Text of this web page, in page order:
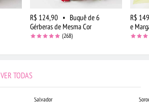
R$ 124,90 • Buquê de 6
Gérberas de Mesma Cor
(268)
R$
e
VER TODAS
Salvador